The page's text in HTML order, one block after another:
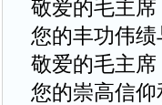
敬爱的毛主席
您的丰功伟绩
敬爱的毛主席
您的崇高信仰